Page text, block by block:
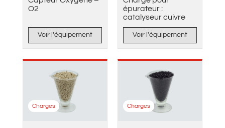
O2
Voir l'équipement
épurateur :
catalyseur cuivre
Voir l'équipement
Charges Charges